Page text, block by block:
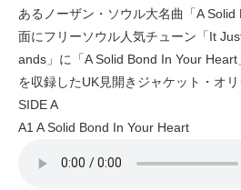
あるノーザン・ソウル大名曲「A
面にフリーソウル人気チューン「It
ands」に「A Solid Bond In Your
を収録したUK見開きジャケット・オリ
SIDE A
A1 A Solid Bond In Your Heart